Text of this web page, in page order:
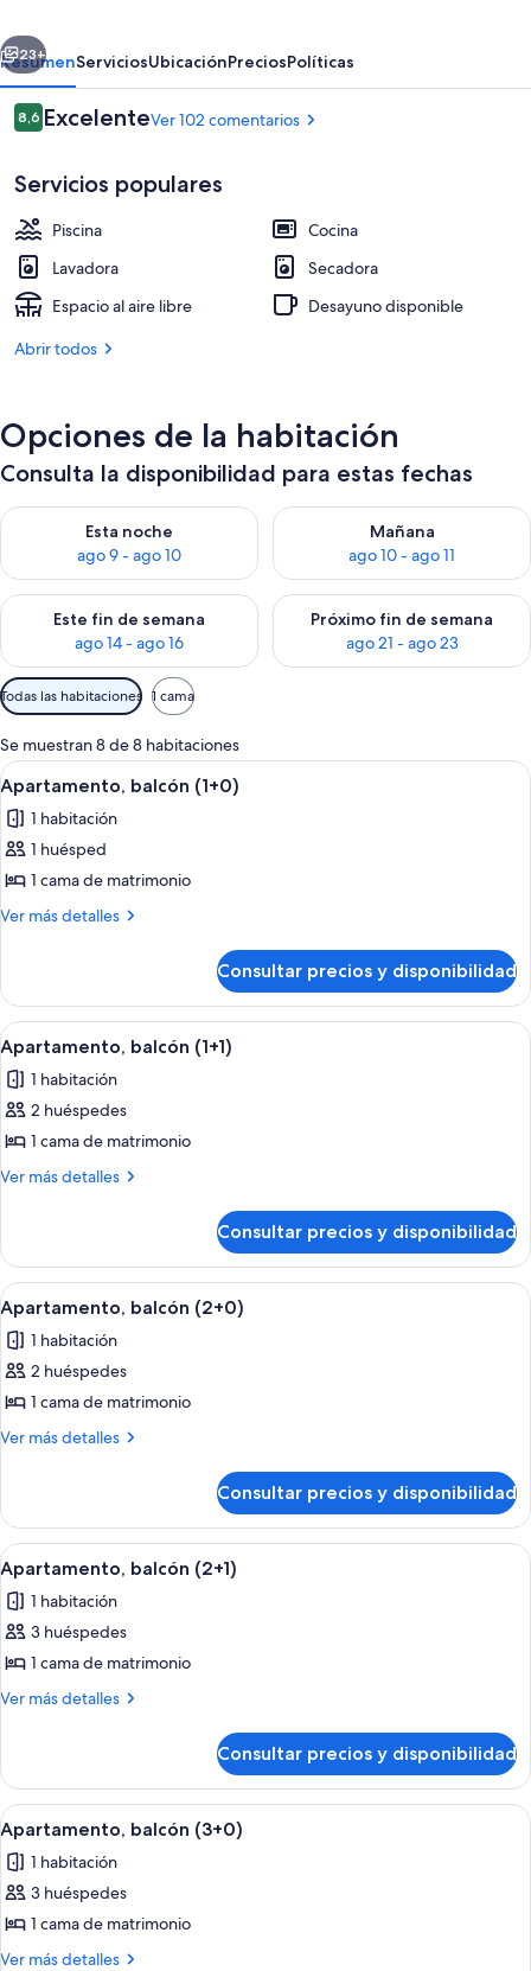
Terraza o patio
Siguiente
23+
ResumenServiciosUbicaciónPreciosPolíticas
Comentarios
8,68,6 de 10
ExcelenteVer 102 comentarios
Servicios populares
Piscina
Cocina
Lavadora
Secadora
Espacio al aire libre
Desayuno disponible
Abrir todos
Opciones de la habitación
Consulta la disponibilidad para estas fechas
Esta noche
ago 9 - ago 10
Consulta la disponibilidad para esta noche, ago 9 - ago 10
Mañana
ago 10 - ago 11
Consulta la disponibilidad
Este fin de semana
ago 14 - ago 16
Consulta la disponibilidad para este fin de semana, ago 14 -
Próximo fin de semana
ago 21 - ago 23
Consulta la disponibilidad
Filtros
disponibles
para
las
habitaciones
Todas las habitaciones 1 cama
Se muestran 8 de 8 habitaciones
Abrir
todas
las
fotos
de
Apartamento,
8
Apartamento, balcón (1+0)
1 habitación
1 huésped
1 cama de matrimonio
Ver más detalles
Más
balcón
(1+0)
Consultar precios y disponibilidad
Abrir
todas
las
fotos
de
Apartamento,
8
Apartamento, balcón (1+1)
1 habitación
2 huéspedes
1 cama de matrimonio
Ver más detalles
Más
balcón
(1+1)
Consultar precios y disponibilidad
Abrir
todas
las
fotos
de
Apartamento,
8
Apartamento, balcón (2+0)
1 habitación
2 huéspedes
1 cama de matrimonio
Ver más detalles
Más
balcón
(2+0)
Consultar precios y disponibilidad
Abrir
todas
las
fotos
de
Apartamento,
8
Apartamento, balcón (2+1)
1 habitación
3 huéspedes
1 cama de matrimonio
Ver más detalles
Más
balcón
(2+1)
Consultar precios y disponibilidad
Abrir
todas
las
fotos
de
Apartamento,
8
Apartamento, balcón (3+0)
1 habitación
3 huéspedes
1 cama de matrimonio
Ver más detalles
Más